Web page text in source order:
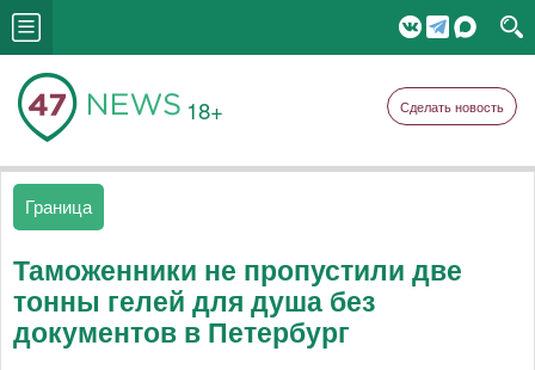
18+ Сделать новость
Граница
Таможенники не пропустили две
тонны гелей для душа без
документов в Петербург